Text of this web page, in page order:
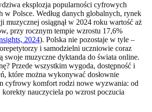
eksplozja popularności cyfrowych
w Polsce. Według danych globalnych, rynek
muzycznej osiągnął w 2024 roku wartość aż
przy rocznym tempie wzrostu 17,6%
2024). Polska nie pozostaje w tyle –
i samodzielni uczniowie coraz
swoje muzyczne dyktanda do świata online.
Przede wszystkim wygoda, dostępność i
które można wykonywać dosłownie
cyfrowy komfort rodzi nowe wyzwania: od
korekty nauczyciela po wzrost poczucia